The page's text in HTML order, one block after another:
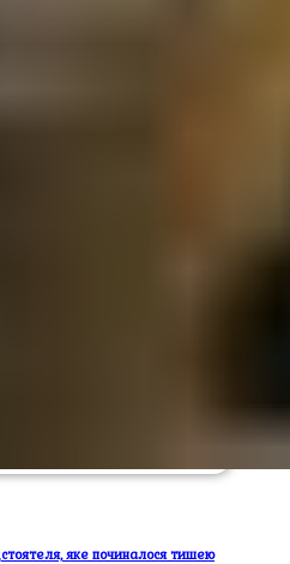
яке починалося тишею